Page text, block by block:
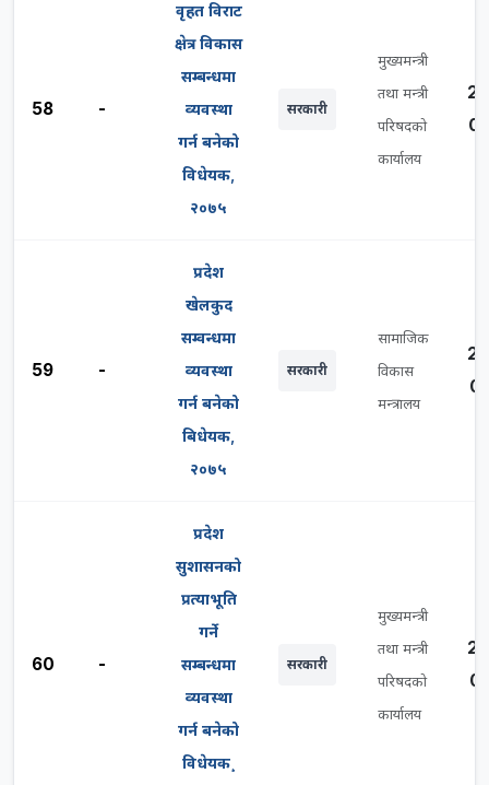
58 -
वृहत विराट
क्षेत्र विकास
सम्बन्धमा
व्यवस्था
गर्न बनेको
विधेयक,
२०७५
सरकारी
मुख्यमन्त्री
तथा मन्त्री
परिषदको
कार्यालय
59 -
प्रदेश
खेलकुद
सम्वन्धमा
व्यवस्था
गर्न बनेको
बिधेयक,
२०७५
सरकारी
सामाजिक
विकास
मन्त्रालय
60 -
प्रदेश
सुशासनको
प्रत्याभूति
गर्ने
सम्बन्धमा
व्यवस्था
गर्न बनेको
विधेयक¸
सरकारी
मुख्यमन्त्री
तथा मन्त्री
परिषदको
कार्यालय